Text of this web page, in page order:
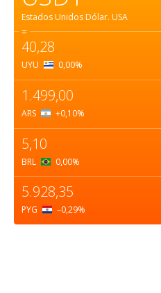
Estados Unidos Dólar. USA
=
40,28
UYU 0,00%
1.499,00
ARS +0,10%
5,10
BRL 0,00%
5.928,35
PYG –0,29%